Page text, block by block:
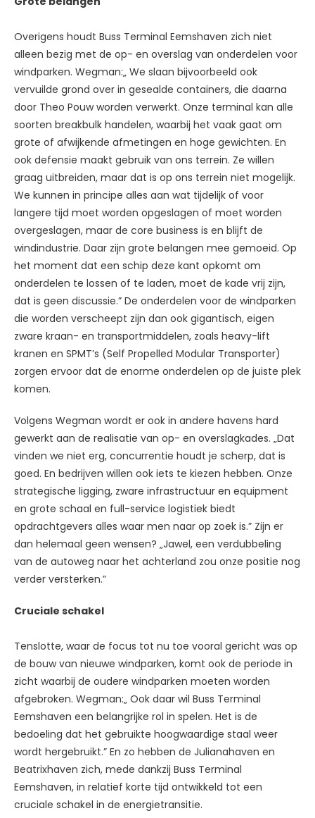
Overigens houdt Buss Terminal Eemshaven zich niet
alleen bezig met de op- en overslag van onderdelen voor
windparken. Wegman:„ We slaan bijvoorbeeld ook
vervuilde grond over in gesealde containers, die daarna
door Theo Pouw worden verwerkt. Onze terminal kan alle
soorten breakbulk handelen, waarbij het vaak gaat om
grote of afwijkende afmetingen en hoge gewichten. En
ook defensie maakt gebruik van ons terrein. Ze willen
graag uitbreiden, maar dat is op ons terrein niet mogelijk.
We kunnen in principe alles aan wat tijdelijk of voor
langere tijd moet worden opgeslagen of moet worden
overgeslagen, maar de core business is en blijft de
windindustrie. Daar zijn grote belangen mee gemoeid. Op
het moment dat een schip deze kant opkomt om
onderdelen te lossen of te laden, moet de kade vrij zijn,
dat is geen discussie.” De onderdelen voor de windparken
die worden verscheept zijn dan ook gigantisch, eigen
zware kraan- en transportmiddelen, zoals heavy-lift
kranen en SPMT’s (Self Propelled Modular Transporter)
zorgen ervoor dat de enorme onderdelen op de juiste plek
komen.
Volgens Wegman wordt er ook in andere havens hard
gewerkt aan de realisatie van op- en overslagkades. „Dat
vinden we niet erg, concurrentie houdt je scherp, dat is
goed. En bedrijven willen ook iets te kiezen hebben. Onze
strategische ligging, zware infrastructuur en equipment
en grote schaal en full-service logistiek biedt
opdrachtgevers alles waar men naar op zoek is.” Zijn er
dan helemaal geen wensen? „Jawel, een verdubbeling
van de autoweg naar het achterland zou onze positie nog
verder versterken.”
Cruciale schakel
Tenslotte, waar de focus tot nu toe vooral gericht was op
de bouw van nieuwe windparken, komt ook de periode in
zicht waarbij de oudere windparken moeten worden
afgebroken. Wegman:„ Ook daar wil Buss Terminal
Eemshaven een belangrijke rol in spelen. Het is de
bedoeling dat het gebruikte hoogwaardige staal weer
wordt hergebruikt.” En zo hebben de Julianahaven en
Beatrixhaven zich, mede dankzij Buss Terminal
Eemshaven, in relatief korte tijd ontwikkeld tot een
cruciale schakel in de energietransitie.